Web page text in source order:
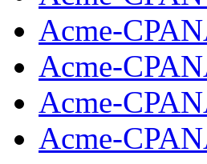
Acme-
Acme-
Acme-
Acme-